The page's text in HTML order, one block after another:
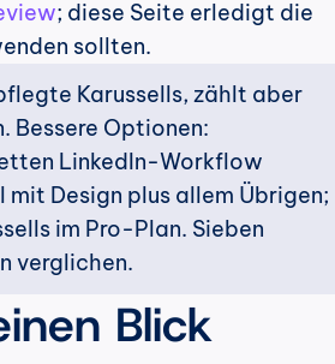
; diese Seite erledigt die
sollten.
Karussells, zählt aber
Bessere Optionen:
LinkedIn-Workflow
Design plus allem Übrigen;
im Pro-Plan. Sieben
verglichen.
Blick